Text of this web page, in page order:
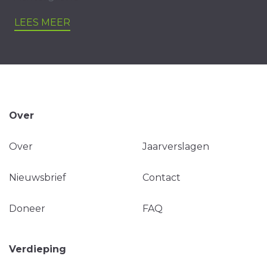
LEES MEER
Over
Over Jaarverslagen
Nieuwsbrief Contact
Doneer FAQ
Verdieping